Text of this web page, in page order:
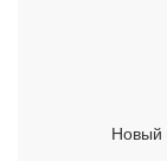
Новый